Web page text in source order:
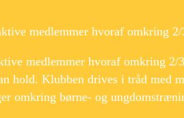
medlemmer hvoraf omkring
medlemmer hvoraf omkring 2/
hold. Klubben drives i tråd med
omkring børne- og